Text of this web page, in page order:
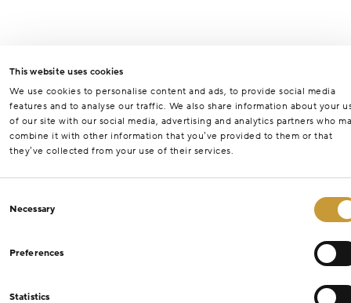
This website uses cookies
We use cookies to personalise content and ads, to provide social media
features and to analyse our traffic. We also share information about your
of our site with our social media, advertising and analytics partners who
combine it with other information that you’ve provided to them or that
they’ve collected from your use of their services.
Selection
Necessary
Preferences
Statistics